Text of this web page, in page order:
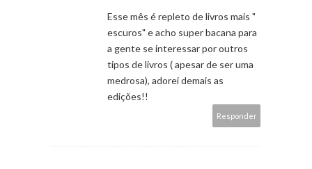
Esse mês é repleto de livros mais "
escuros" e acho super bacana para
a gente se interessar por outros
tipos de livros ( apesar de ser uma
medrosa), adorei demais as
edições!!
Responder